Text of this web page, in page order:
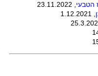
הטבעי